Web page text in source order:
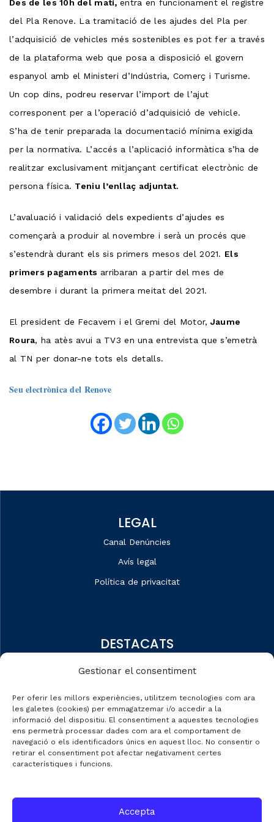
Gestionar el consentiment
Per oferir les millors experiències, utilitzem tecnologies com ara
les galetes (cookies) per emmagatzemar i/o accedir a la
informació del dispositiu. El consentiment a aquestes tecnologies
ens permetrà processar dades com ara el comportament de
navegació o els identificadors únics en aquest lloc. No consentir o
retirar el consentiment pot afectar negativament certes
característiques i funcions.
Accepta
Des de les 10h del matí, entra en funcionament el registre
del Pla Renove. La tramitació de les ajudes del Pla per
l’adquisició de vehicles més sostenibles es pot fer a través
de la plataforma web que posa a disposició el govern
espanyol amb el Ministeri d’Indústria, Comerç i Turisme.
Un cop dins, podreu reservar l’import de l’ajut
corresponent per a l’operació d’adquisició de vehicle.
S’ha de tenir preparada la documentació mínima exigida
per la normativa. L’accés a l’aplicació informàtica s’ha de
realitzar exclusivament mitjançant certificat electrònic de
persona física. Teniu l’enllaç adjuntat.
L’avaluació i validació dels expedients d’ajudes es
començarà a produir al novembre i serà un procés que
s’estendrà durant els sis primers mesos del 2021. Els
primers pagaments arribaran a partir del mes de
desembre i durant la primera meitat del 2021.
El president de Fecavem i el Gremi del Motor, Jaume
Roura, ha atès avui a TV3 en una entrevista que s’emetrà
al TN per donar-ne tots els detalls.
Seu electrònica del Renove
LEGAL
Canal Denúncies
Avís legal
Política de privacitat
DESTACATS
Dades de mercat
Automobile Talks